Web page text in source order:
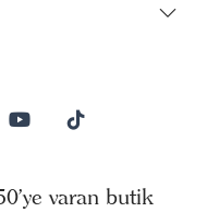
varan butik